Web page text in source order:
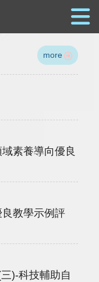
more
素養導向優良
教學示例評
)-科技輔助自